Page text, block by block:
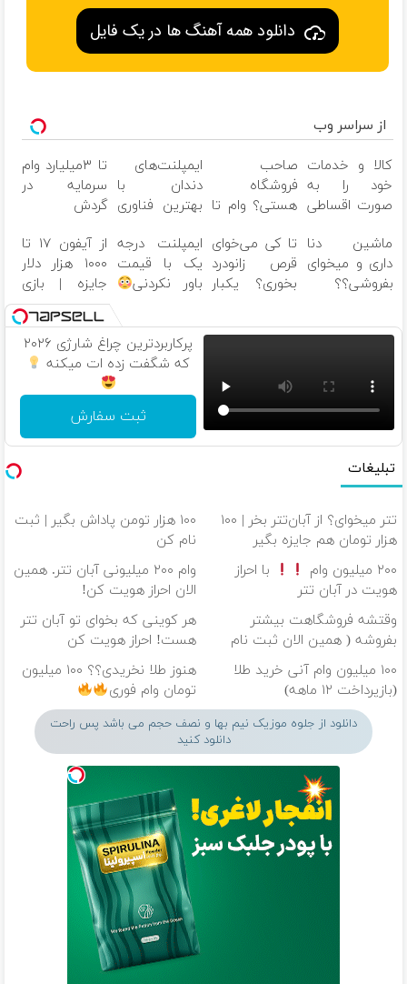
دانلود همه آهنگ ها در یک فایل
از سراسر وب
کالا و خدمات
خود را به
صورت اقساطی
صاحب
فروشگاه
هستی؟ وام تا
تومان بگیر
ایمپلنت‌های
دندان با
بهترین فناوری
رایگان
تا ۳میلیارد وام
سرمایه در
گردش
فروشگاهت رو
ثبت کن
ماشین دنا
داری و میخوای
بفروشی؟؟
سریع بفروش
تا کی می‌خوای
قرص زانودرد
بخوری؟ یکبار
کن
ایمپلنت درجه
یک با قیمت
باور نکردنی
از آیفون ۱۷ تا
۱۰۰۰ هزار دلار
جایزه | بازی
کن ، گردونه
بچرخون
پرکاربردترین چراغ شارژی ۲۰۲۶
که شگفت زده ات میکنه
ثبت سفارش
تبلیغات
تتر میخوای؟ از آبان‌تتر بخر | ۱۰۰
هزار تومان هم جایزه بگیر
۱۰۰ هزار تومن پاداش بگیر | ثبت
نام کن
۲۰۰ میلیون وام
با احراز
هویت در آبان تتر
وام ۲۰۰ میلیونی آبان تتر. همین
الان احراز هویت کن!
وقتشه فروشگاهت بیشتر
بفروشه ( همین الان ثبت نام
کن )
هر کوینی که بخوای تو آبان تتر
هست! احراز هویت کن
۱۰۰ میلیون وام آنی خرید طلا
(بازپرداخت ۱۲ ماهه)
هنوز طلا نخریدی؟؟ ۱۰۰ میلیون
تومان وام فوری
دانلود از جلوه موزیک نیم بها و نصف حجم می باشد پس راحت
دانلود کنید